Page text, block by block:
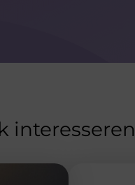
interesseren